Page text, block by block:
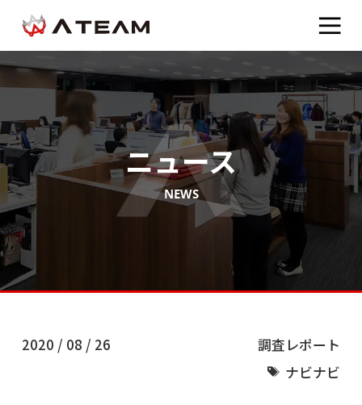
ニュース
NEWS
2020 / 08 / 26
調査レポート
ナビナビ